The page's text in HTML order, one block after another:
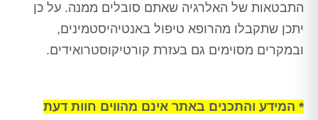
התבטאות של האלרגיה שאתם סובלים ממנה. על כן
יתכן שתקבלו מהרופא טיפול באנטיהיסטמינים,
ובמקרים מסוימים גם בעזרת קורטיקוסטרואידים.
* המידע והתכנים באתר אינם מהווים חוות דעת